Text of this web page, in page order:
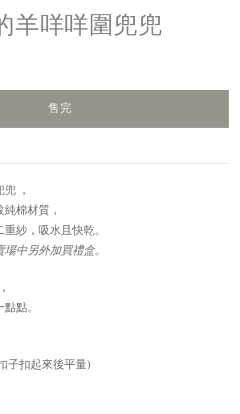
羊咩咩圍兜兜
售完
，
純棉材質 ，
紗，吸水且快乾。
中另外加買禮盒。
點。
子扣起來後平量)